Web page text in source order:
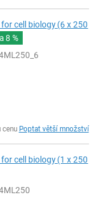
cell biology (6 x 250
8 %
cenu Poptat větší množství
cell biology (1 x 250